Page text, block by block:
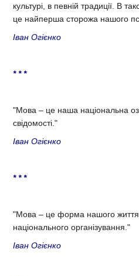
культурі, в певній традиції. В
це найперша сторожа нашого
Іван Огієнко‎
* * *
"Мова – це наша національна
свідомості."
Іван Огієнко
* * *
"Мова – це форма нашого
національного організування."
Іван Огієнко